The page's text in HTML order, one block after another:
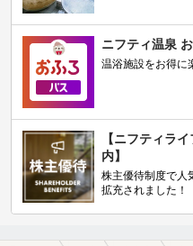
ニフティ温泉
温浴施設をお得に
【ニフティラ
内】
株主優待制度で人
拡充されました！